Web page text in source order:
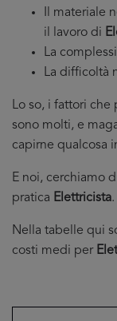
Il materiale
il lavoro di
La
La difficoltà
Lo so, i fattori che
sono molti, e
capirne qualcosa
E noi, cerchiamo
pratica Elettricista.
Nella tabelle qui
costi medi per